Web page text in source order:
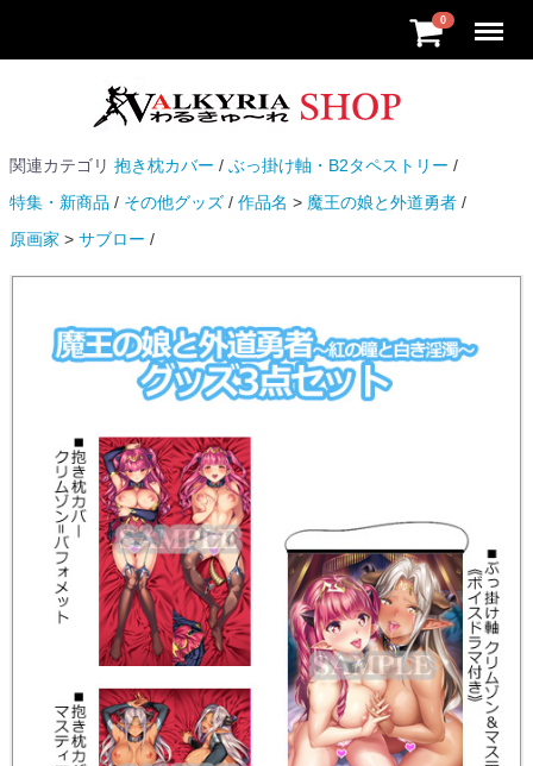
0
関連カテゴリ 抱き枕カバー
ぶっ掛け軸・B2タペストリー
特集・新商品
その他グッズ 作品名
魔王の娘と外道勇者
原画家
サブロー